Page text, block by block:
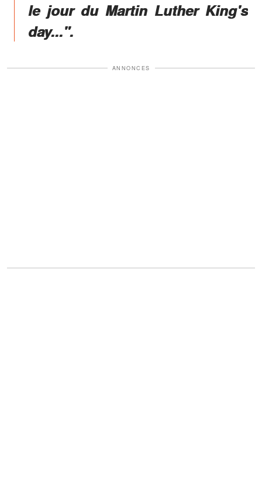
le jour du Martin Luther King's
day...".
ANNONCES